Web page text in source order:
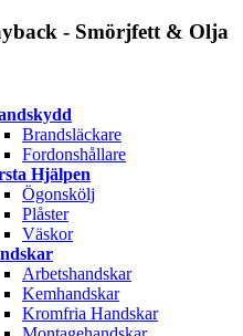
- Smörjfett & Olja
Brandsläckare
Fordonshållare
Hjälpen
Ögonskölj
Plåster
Väskor
Arbetshandskar
Kemhandskar
Kromfria Handskar